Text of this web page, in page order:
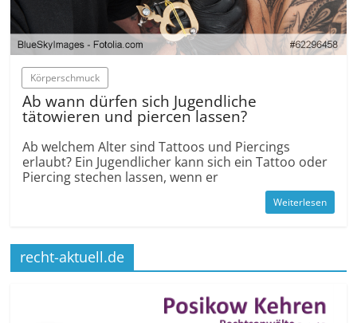
Körperschmuck
Ab wann dürfen sich Jugendliche
tätowieren und piercen lassen?
Ab welchem Alter sind Tattoos und Piercings
erlaubt? Ein Jugendlicher kann sich ein Tattoo oder
Piercing stechen lassen, wenn er
Weiterlesen
recht-aktuell.de